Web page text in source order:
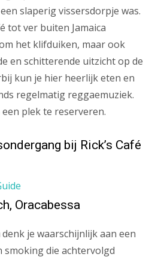
slaperig vissersdorpje was.
tot ver buiten Jamaica
het klifduiken, maar ook
en schitterende uitzicht op de
kun je hier heerlijk eten en
regelmatig reggaemuziek.
plek te reserveren.
bij Rick’s Café
Oracabessa
denk je waarschijnlijk aan een
die achtervolgd